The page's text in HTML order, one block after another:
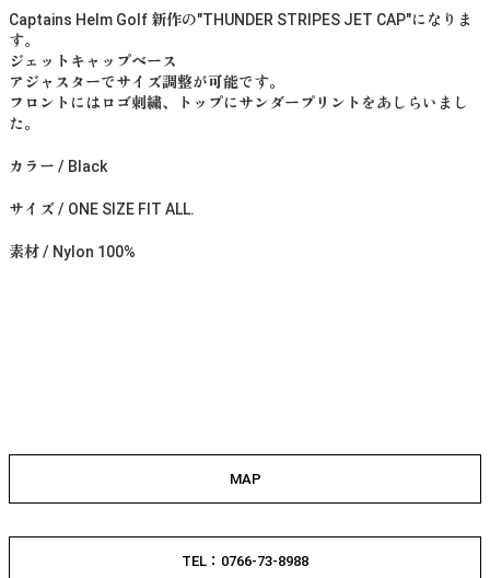
Captains Helm Golf 新作の"THUNDER STRIPES JET CAP"になりま
す。
ジェットキャップベース
アジャスターでサイズ調整が可能です。
フロントにはロゴ刺繍、トップにサンダープリントをあしらいまし
た。
カラー / Black
サイズ / ONE SIZE FIT ALL.
素材 / Nylon 100%
MAP
TEL：0766-73-8988